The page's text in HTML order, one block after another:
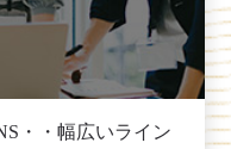
・・幅広いライン